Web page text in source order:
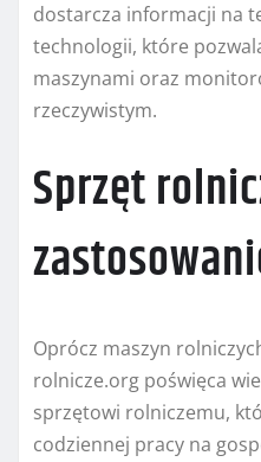
dostarcza informacji na
technologii, które
maszynami oraz
rzeczywistym.
Sprzęt
Oprócz maszyn
rolnicze.org poświęca
sprzętowi rolniczemu,
codziennej pracy na